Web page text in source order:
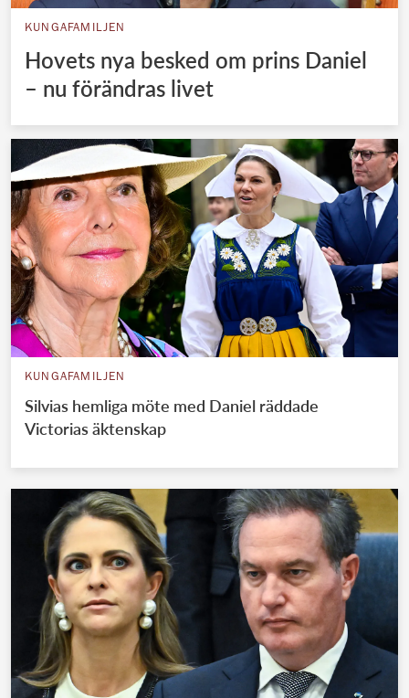
KUNGAFAMILJEN
Hovets nya besked om prins Daniel
– nu förändras livet
KUNGAFAMILJEN
Silvias hemliga möte med Daniel räddade
Victorias äktenskap